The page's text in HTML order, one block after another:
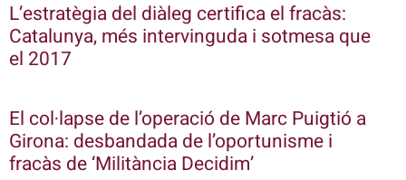
L’estratègia del diàleg certifica el fracàs:
Catalunya, més intervinguda i sotmesa que
el 2017
El col·lapse de l’operació de Marc Puigtió a
Girona: desbandada de l’oportunisme i
fracàs de ‘Militància Decidim’